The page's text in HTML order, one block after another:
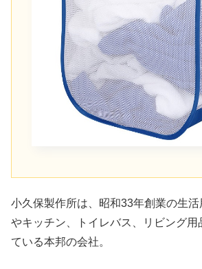
小久保製作所は、昭和33年創業の生
やキッチン、トイレバス、リビング用
ている本邦の会社。